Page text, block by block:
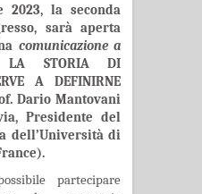
2023, la seconda
sarà aperta
comunicazione a
STORIA DI
A DEFINIRNE
Dario Mantovani
Presidente del
dell’Università di
partecipare